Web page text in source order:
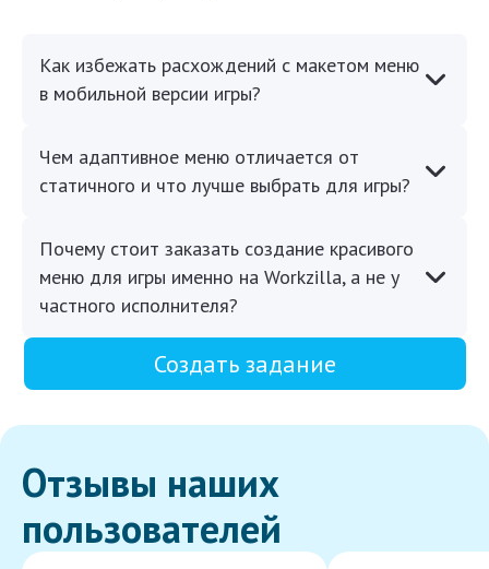
Как избежать расхождений с макетом меню
в мобильной версии игры?
Чем адаптивное меню отличается от
статичного и что лучше выбрать для игры?
Почему стоит заказать создание красивого
меню для игры именно на Workzilla, а не у
частного исполнителя?
Создать задание
Отзывы наших
пользователей